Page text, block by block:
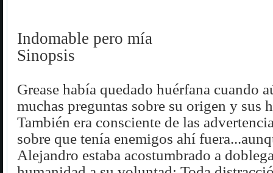
Indomable pero mía
Sinopsis
Grease había quedado huérfana cuando
muchas preguntas sobre su origen y sus
También era consciente de las
sobre que tenía enemigos ahí
Alejandro estaba acostumbrado a